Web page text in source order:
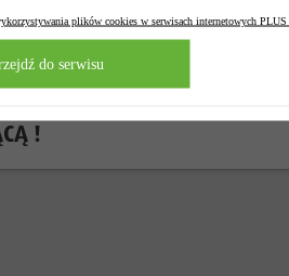
!
w niepublicznej części Serwisu, związanych z
plików cookies w serwisach internetowych
do serwisu